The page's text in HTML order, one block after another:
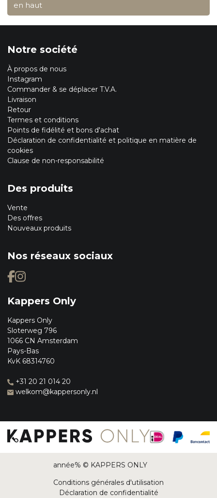
en haut
Notre société
À propos de nous
Instagram
Commander & se déplacer T.V.A.
Livraison
Retour
Termes et conditions
Points de fidélité et bons d'achat
Déclaration de confidentialité et politique en matière de
cookies
Clause de non-responsabilité
Des produits
Vente
Des offres
Nouveaux produits
Nos réseaux sociaux
Kappers Only
Kappers Only
Sloterweg 796
1066 CN Amsterdam
Pays-Bas
KvK 68314760
+31 20 21 014 20
welkom@kappersonly.nl
année% © KAPPERS ONLY
Conditions générales d'utilisation
Déclaration de confidentialité